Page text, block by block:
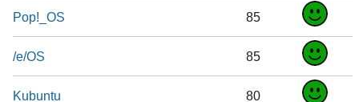
Pop!_OS 85
/e/OS 85
Kubuntu 80